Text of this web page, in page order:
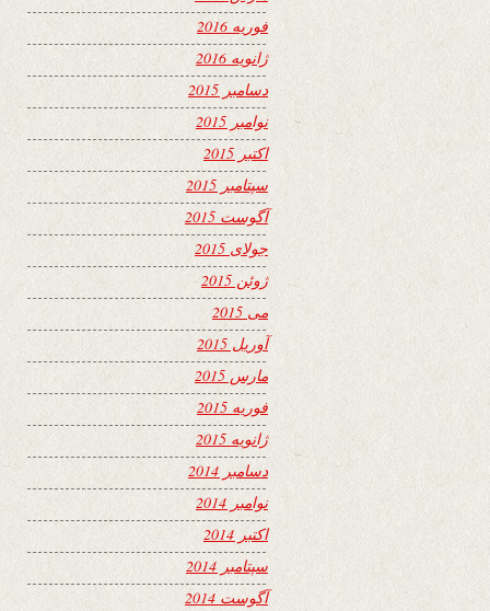
فوریه 2016
ژانویه 2016
دسامبر 2015
نوامبر 2015
اکتبر 2015
سپتامبر 2015
آگوست 2015
جولای 2015
ژوئن 2015
می 2015
آوریل 2015
مارس 2015
فوریه 2015
ژانویه 2015
دسامبر 2014
نوامبر 2014
اکتبر 2014
سپتامبر 2014
آگوست 2014